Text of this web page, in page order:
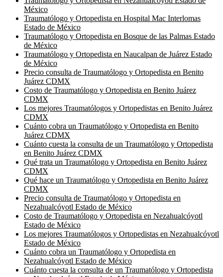
México
Traumatólogo y Ortopedista en Hospital Mac Interlomas
Estado de México
Traumatólogo y Ortopedista en Bosque de las Palmas Estado
de México
Traumatólogo y Ortopedista en Naucalpan de Juárez Estado
de México
Precio consulta de Traumatólogo y Ortopedista en Benito
Juárez CDMX
Costo de Traumatólogo y Ortopedista en Benito Juárez
CDMX
Los mejores Traumatólogos y Ortopedistas en Benito Juárez
CDMX
Cuánto cobra un Traumatólogo y Ortopedista en Benito
Juárez CDMX
Cuánto cuesta la consulta de un Traumatólogo y Ortopedista
en Benito Juárez CDMX
Qué trata un Traumatólogo y Ortopedista en Benito Juárez
CDMX
Qué hace un Traumatólogo y Ortopedista en Benito Juárez
CDMX
Precio consulta de Traumatólogo y Ortopedista en
Nezahualcóyotl Estado de México
Costo de Traumatólogo y Ortopedista en Nezahualcóyotl
Estado de México
Los mejores Traumatólogos y Ortopedistas en Nezahualcóyotl
Estado de México
Cuánto cobra un Traumatólogo y Ortopedista en
Nezahualcóyotl Estado de México
Cuánto cuesta la consulta de un Traumatólogo y Ortopedista